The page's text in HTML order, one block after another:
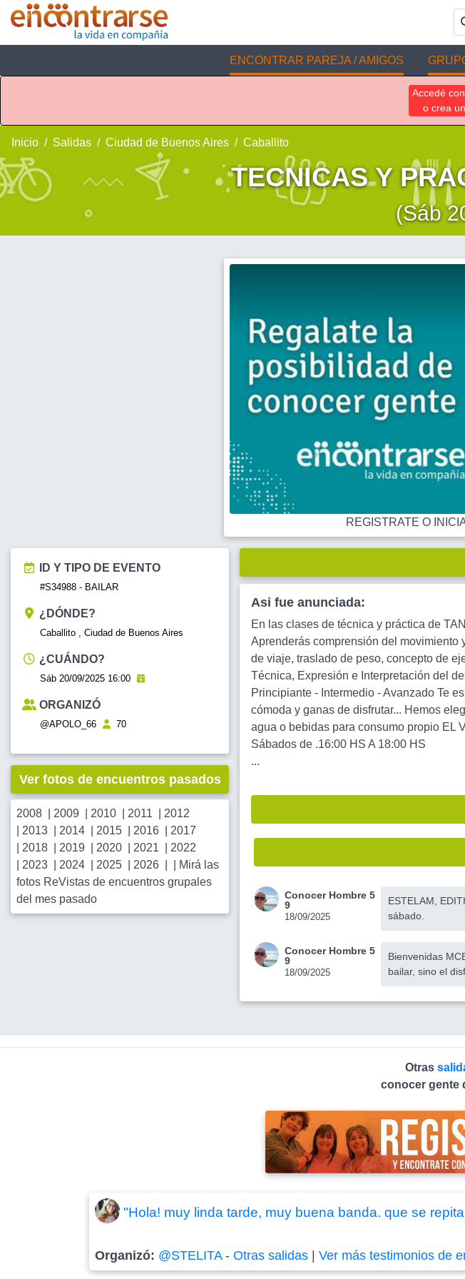
ENCONTRAR PAREJA / AMIGOS
Accedé
o crea
Inicio Salidas Ciudad de Buenos Aires Caballito
TECNICAS Y
(Sáb
REGISTRATE O
ID Y TIPO DE EVENTO
#S34988 - BAILAR
¿DÓNDE?
Caballito , Ciudad de Buenos Aires
¿CUÁNDO?
Sáb 20/09/2025 16:00
ORGANIZÓ
@APOLO_66 70
Ver fotos de encuentros pasados
2008 2009 2010 2011
2012
2013 2014 2015 2016
2017
2018 2019 2020 2021
2022
2023 2024 2025 2026
Mirá las
fotos ReVistas de encuentros grupales
del mes pasado
Asi fue anunciada:
En las clases de técnica y práctica de
Aprenderás comprensión del
de viaje, traslado de peso, concepto de
Técnica, Expresión e Interpretación del
Principiante - Intermedio - Avanzado Te
cómoda y ganas de disfrutar... Hemos
agua o bebidas para consumo propio EL
Sábados de .16:00 HS A 18:00 HS
...
Conocer Hombre 5
9
18/09/2025
ESTELAM,
sábado.
Conocer Hombre 5
9
18/09/2025
Bienvenidas
bailar, sino el
Otras
conocer gente
"Hola! muy linda tarde, muy buena banda. que se
Organizó: @STELITA-Otras salidas |Ver más testimonios de